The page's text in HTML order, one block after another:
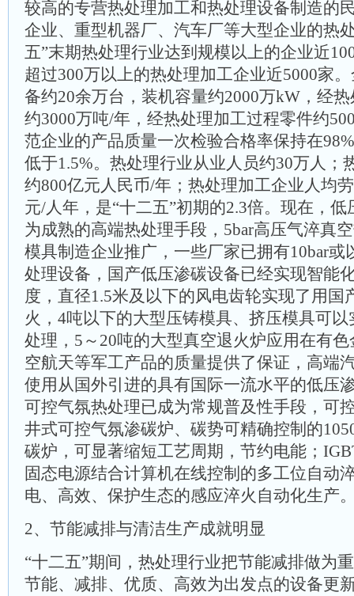
较高的专营热处理加工和热处理设备制造的
企业、重型机器厂、汽车厂等大型企业的热
五”末期热处理行业达到规模以上的企业近
超过300万以上的热处理加工企业近5000家
备约20余万台，装机容量约2000万kW，经
约3000万吨/年，经热处理加工过程零件约
范企业的产品质量一次检验合格率保持在
低于1.5%。热处理行业从业人员约30万人；
约800亿元人民币/年；热处理加工企业人均
元/人年，是“十二五”初期的2.3倍。现在，
为成熟的高端热处理手段，5bar高压气淬真
模具制造企业推广，一些厂家已拥有10bar或
处理设备，国产低压渗碳设备已经实现智能
度，直径1.5米及以下的风电齿轮实现了用国
火，4吨以下的大型压铸模具、挤压模具可
处理，5～20吨的大型真空退火炉应用在有
空航天等军工产品的质量提供了保证，高端
使用从国外引进的具有国际一流水平的低压
可控气氛热处理已成为常规普及性手段，可
井式可控气氛渗碳炉、碳势可精确控制的
碳炉，可显著缩短工艺周期，节约电能；
固态电源结合计算机在线控制的多工位自动
电、高效、保护生态的感应淬火自动化生产
2、节能减排与清洁生产成就明显
“十二五”期间，热处理行业把节能减排做为
节能、减排、优质、高效为出发点的设备更